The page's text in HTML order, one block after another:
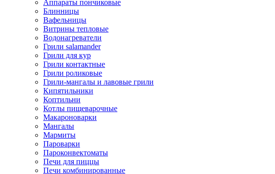
Аппараты пончиковые
Блинницы
Вафельницы
Витрины тепловые
Водонагреватели
Грили salamander
Грили для кур
Грили контактные
Грили роликовые
Грили-мангалы и лавовые грили
Кипятильники
Коптильни
Котлы пищеварочные
Макароноварки
Мангалы
Мармиты
Пароварки
Пароконвектоматы
Печи для пиццы
Печи комбинированные